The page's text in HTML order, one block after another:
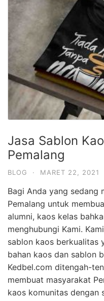
Jasa Sablon
Pemalang
BLOG · MARET 22, 2021
Bagi Anda yang sedang
Pemalang untuk
alumni, kaos kelas
menghubungi Kami.
sablon kaos berkualitas
bahan kaos dan sablon
Kedbel.com ditengah-
membuat masyarakat
kaos komunitas dengan